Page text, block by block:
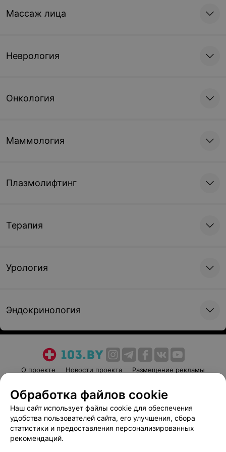
Массаж лица
Неврология
Онкология
Маммология
Плазмолифтинг
Терапия
Урология
Эндокринология
О проекте Новости проекта
Размещение рекламы
Пользовательское соглашение
Способы оплаты
Вакансии
Партнеры
Написать руководителю 103.by
Обработка файлов cookie
Наш сайт использует файлы cookie для обеспечения
удобства пользователей сайта, его улучшения, сбора
статистики и предоставления персонализированных
рекомендаций.